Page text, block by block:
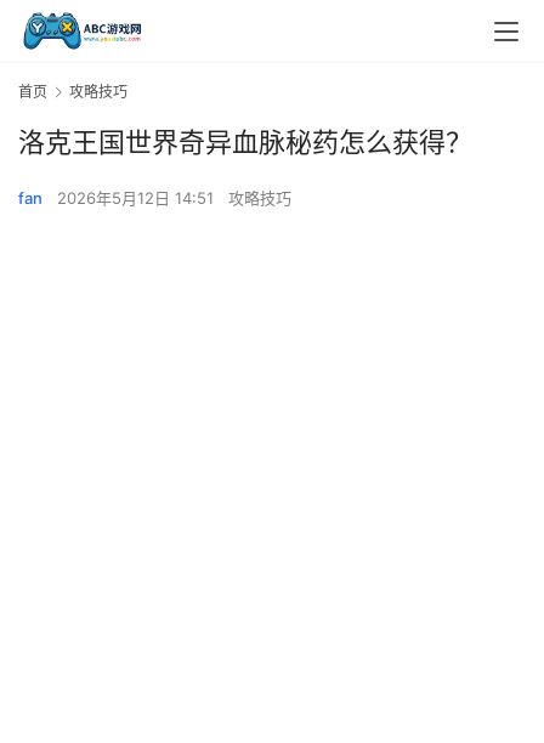
首页 攻略技巧
洛克王国世界奇异血脉秘药怎么获得？
fan 2026年5月12日 14:51 攻略技巧